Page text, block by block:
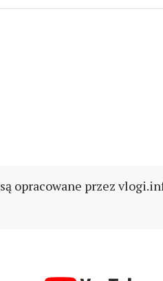
opracowane przez